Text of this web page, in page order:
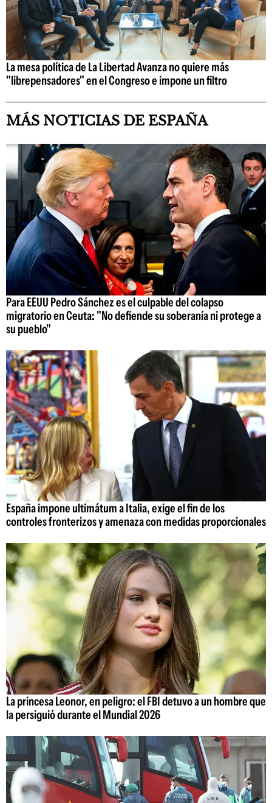
La mesa política de La Libertad Avanza no quiere más
"librepensadores" en el Congreso e impone un filtro
MÁS NOTICIAS DE ESPAÑA
Para EEUU Pedro Sánchez es el culpable del colapso
migratorio en Ceuta: "No defiende su soberanía ni protege a
su pueblo"
España impone ultimátum a Italia, exige el fin de los
controles fronterizos y amenaza con medidas proporcionales
La princesa Leonor, en peligro: el FBI detuvo a un hombre que
la persiguió durante el Mundial 2026